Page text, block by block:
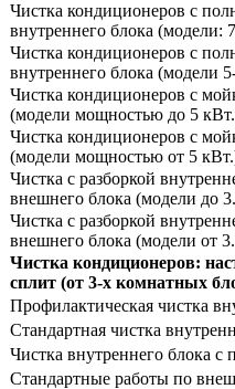
Чистка кондиционеров с
внутреннего блока (модели:
Чистка кондиционеров с
внутреннего блока (модели
Чистка кондиционеров с
(модели мощностью до 5
Чистка кондиционеров с
(модели мощностью от 5
Чистка с разборкой
внешнего блока (модели до
Чистка с разборкой
внешнего блока (модели от
Чистка кондиционеров:
сплит (от 3-х комнатных
Профилактическая чистка
Стандартная чистка
Чистка внутреннего блока с
Стандартные работы по